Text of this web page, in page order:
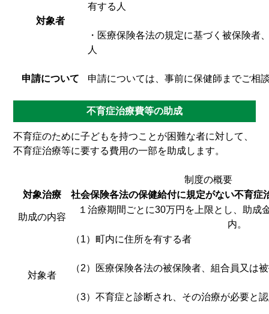
対象者
有する人
・医療保険各法の規定に基づく被保険者
人
申請について 申請については、事前に保健師までご相
不育症治療費等の助成
不育症のために子どもを持つことが困難な者に対して、
不育症治療等に要する費用の一部を助成します。
制度の概要
対象治療
社会保険各法の保健給付に規定がない不育症
助成の内容
１治療期間ごとに30万円を上限とし、助成
内。
対象者
（1）町内に住所を有する者
（2）医療保険各法の被保険者、組合員又は
（3）不育症と診断され、その治療が必要と